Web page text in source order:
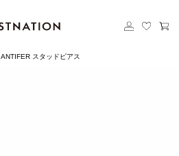
ANTIFER スタッドピアス